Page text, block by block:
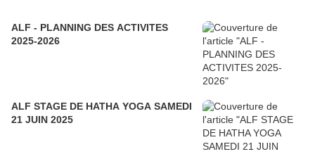
ALF - PLANNING DES ACTIVITES
2025-2026
ALF STAGE DE HATHA YOGA SAMEDI
21 JUIN 2025